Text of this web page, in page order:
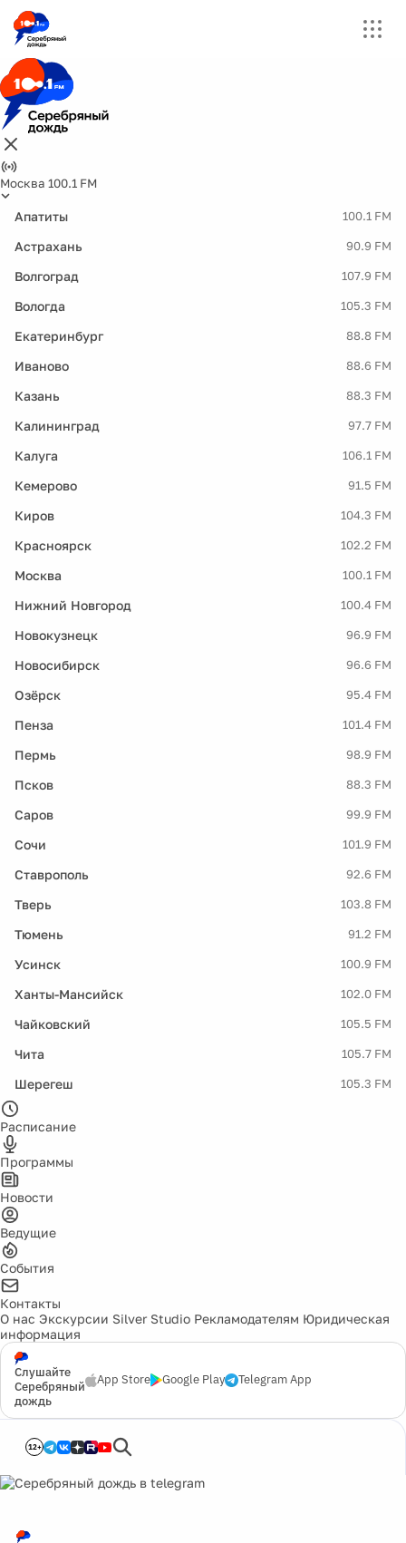
Москва 100.1 FM
Апатиты 100.1 FM
Астрахань 90.9 FM
Волгоград 107.9 FM
Вологда 105.3 FM
Екатеринбург 88.8 FM
Иваново 88.6 FM
Казань 88.3 FM
Калининград 97.7 FM
Калуга 106.1 FM
Кемерово 91.5 FM
Киров 104.3 FM
Красноярск 102.2 FM
Москва 100.1 FM
Нижний Новгород 100.4 FM
Новокузнецк 96.9 FM
Новосибирск 96.6 FM
Озёрск 95.4 FM
Пенза 101.4 FM
Пермь 98.9 FM
Псков 88.3 FM
Саров 99.9 FM
Сочи 101.9 FM
Ставрополь 92.6 FM
Тверь 103.8 FM
Тюмень 91.2 FM
Усинск 100.9 FM
Ханты-Мансийск 102.0 FM
Чайковский 105.5 FM
Чита 105.7 FM
Шерегеш 105.3 FM
Расписание
Программы
Новости
Ведущие
События
Контакты
О нас Экскурсии Silver Studio Рекламодателям Юридическая
информация
Слушайте
Серебряный
дождь
App Store Google Play Telegram App
12+